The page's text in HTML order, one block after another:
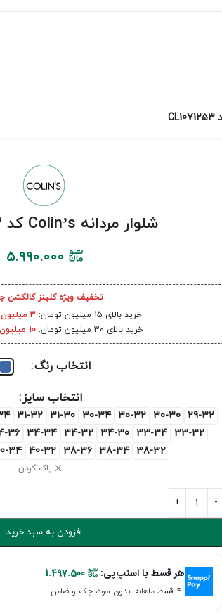
شلوار مردانه Colin’s کد CL1071253
5.990.000
تخفیف ویژه کلینز کالکشن
خرید بالای 15 میلیون تومان:
3 میلیون تومان
خرید بالای 30 میلیون تومان:
10 میلیون تومان
انتخاب رنگ
انتخاب سایز
29-32
30-30
30-32
30-34
31-30
31-32
33-32
33-34
34-30
34-32
34-34
36
38-32
38-34
38-36
40-32
34
پاک کردن
افزودن به سبد خرید
هر قسط با اسنپ‌پی: 1.497.500
۴ قسط ماهانه. بدون سود، چک و ضامن.